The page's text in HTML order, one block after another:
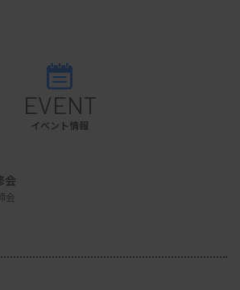
EVENT
イベント情報
会
会